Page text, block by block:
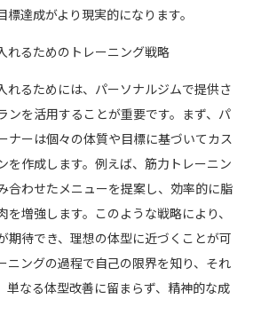
標達成がより現実的になります。
れるためのトレーニング戦略
れるためには、パーソナルジムで提供さ
ンを活用することが重要です。まず、パ
ナーは個々の体質や目標に基づいてカス
を作成します。例えば、筋力トレーニン
合わせたメニューを提案し、効率的に脂
を増強します。このような戦略により、
期待でき、理想の体型に近づくことが可
ニングの過程で自己の限界を知り、それ
単なる体型改善に留まらず、精神的な成